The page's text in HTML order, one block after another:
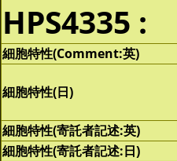
HPS4335 :
細胞特性(Comment:英)
細胞特性(日)
細胞特性(寄託者記述:英)
細胞特性(寄託者記述:日)